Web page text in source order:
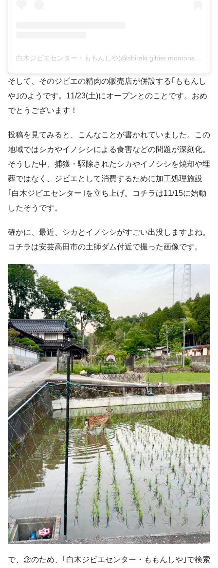
そして、そのジビエの精肉の販売店が併設する｢ももんし
や｣のようです。11/23(土)にオープンとのことです。おめ
でとうございます！
投稿を見てみると、こんなことが書かれていました。この
地域ではシカやイノシシによる食害などの問題が深刻化。
そうした中、捕獲・駆除されたシカやイノシシを焼却や埋
葬ではなく、ジビエとして消費するために加工処理施設
｢白木ジビエセンター｣を立ち上げ。コチラは11/15に始動
したそうです。
確かに、最近、シカとイノシシがすごい出没しますよね。
コチラは安芸高田市の土師ダム付近で撮った画像です。
で、念のため、｢白木ジビエセンター・ももんしや｣で検索